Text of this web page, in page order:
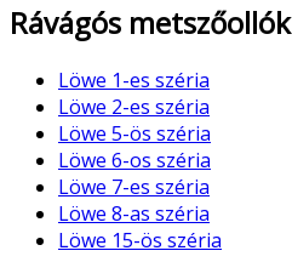
Rávágós metszőollók
Löwe 1-es széria
Löwe 2-es széria
Löwe 5-ös széria
Löwe 6-os széria
Löwe 7-es széria
Löwe 8-as széria
Löwe 15-ös széria